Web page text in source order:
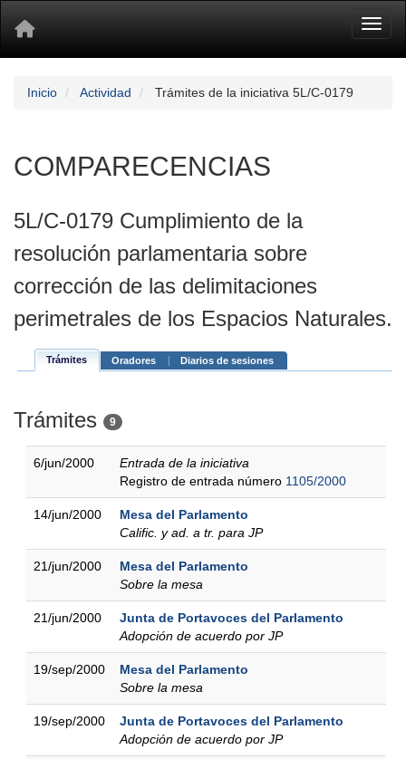
Inicio Actividad Trámites de la iniciativa 5L/C-0179
COMPARECENCIAS
5L/C-0179 Cumplimiento de la
resolución parlamentaria sobre
corrección de las delimitaciones
perimetrales de los Espacios Naturales.
Trámites Oradores Diarios de sesiones
Trámites 9
6/jun/2000
Entrada de la iniciativa
Registro de entrada número 1105/2000
14/jun/2000
Mesa del Parlamento
Calific. y ad. a tr. para JP
21/jun/2000
Mesa del Parlamento
Sobre la mesa
21/jun/2000
Junta de Portavoces del Parlamento
Adopción de acuerdo por JP
19/sep/2000
Mesa del Parlamento
Sobre la mesa
19/sep/2000
Junta de Portavoces del Parlamento
Adopción de acuerdo por JP